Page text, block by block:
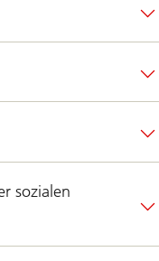
sozialen